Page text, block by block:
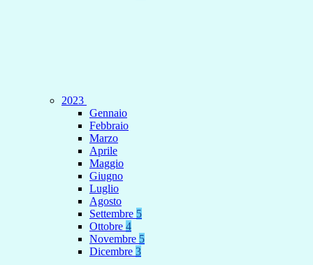
2023
Gennaio
Febbraio
Marzo
Aprile
Maggio
Giugno
Luglio
Agosto
Settembre 5
Ottobre 4
Novembre 5
Dicembre 3